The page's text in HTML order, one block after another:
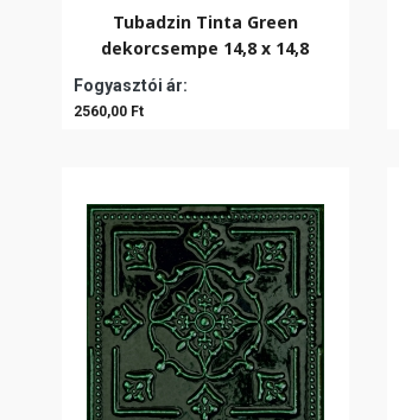
Tubadzin Tinta Green
dekorcsempe 14,8 x 14,8
Fogyasztói ár:
2560,00 Ft